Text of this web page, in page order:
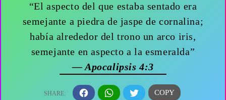
“El aspecto del que estaba sentado era
semejante a piedra de jaspe de cornalina;
había alrededor del trono un arco iris,
semejante en aspecto a la esmeralda”
— Apocalipsis 4:3